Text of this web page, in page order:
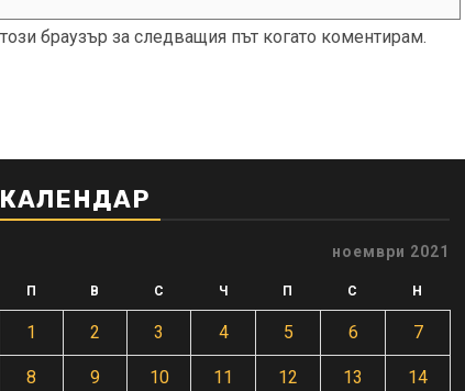
браузър за следващия път когато коментирам.
КАЛЕНДАР
ноември 2021
П В С Ч П С Н
1 2 3 4 5 6 7
8 9 10 11 12 13 14